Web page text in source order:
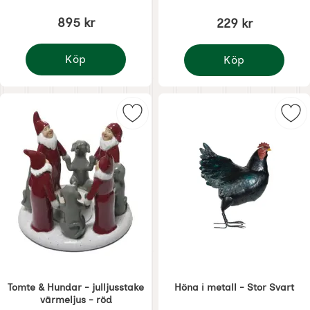
895 kr
Köp
Tomtering Adventsljusstake Vit
229 kr
Köp
Tomte & Katter -
Tomte & Hundar - julljusstake
värmeljus - röd
Markera tomte & Hundar -
Höna i metall - Stor Svart